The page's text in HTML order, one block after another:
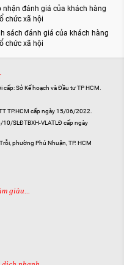
nhận đánh giá của khách hàng
chức xã hội
sách đánh giá của khách hàng
chức xã hội
Sở Kế hoạch và Đầu tư TP HCM.
TP.HCM cấp ngày 15/06/2022.
SLĐTBXH-VLATLĐ cấp ngày
phường Phú Nhuận, TP. HCM
giàu...